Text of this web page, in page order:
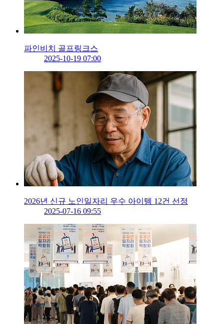
파인비치 골프링크스
2025-10-19 07:00
2026년 신규 노인일자리 우수 아이템 12건 선정
2025-07-16 09:55